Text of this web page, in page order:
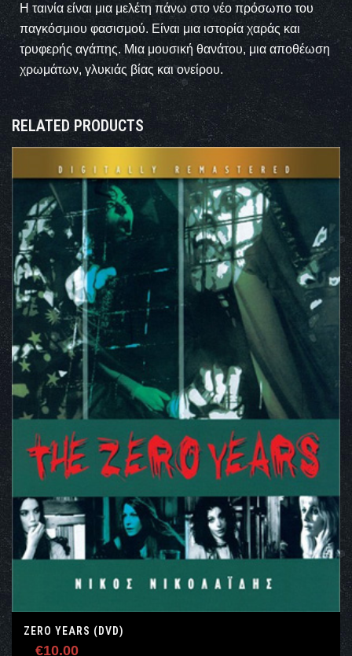
Η ταινία είναι μια μελέτη πάνω στο νέο πρόσωπο του
παγκόσμιου φασισμού. Είναι μια ιστορία χαράς και
τρυφερής αγάπης. Μια μουσική θανάτου, μια αποθέωση
χρωμάτων, γλυκιάς βίας και ονείρου.
RELATED PRODUCTS
ZERO YEARS (DVD)
€10.00